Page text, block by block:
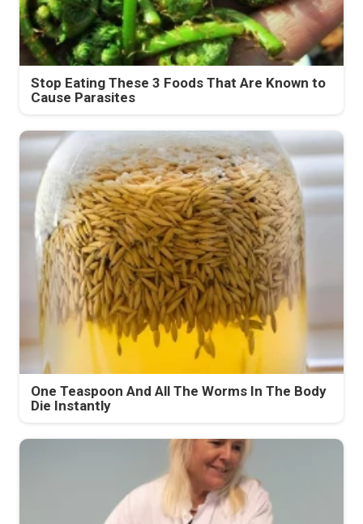
Stop Eating These 3 Foods That Are Known to
Cause Parasites
One Teaspoon And All The Worms In The Body
Die Instantly